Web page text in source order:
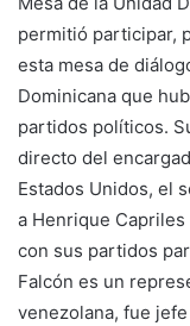
permitió participar,
esta mesa de
Dominicana que
partidos políticos.
directo del
Estados Unidos, el
a Henrique
con sus partidos
Falcón es un
venezolana, fue